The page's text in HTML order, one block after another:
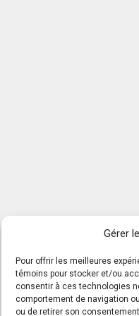
Gérer
Pour offrir les meilleures
témoins pour stocker et/ou
consentir à ces technologies
comportement de navigation
ou de retirer son